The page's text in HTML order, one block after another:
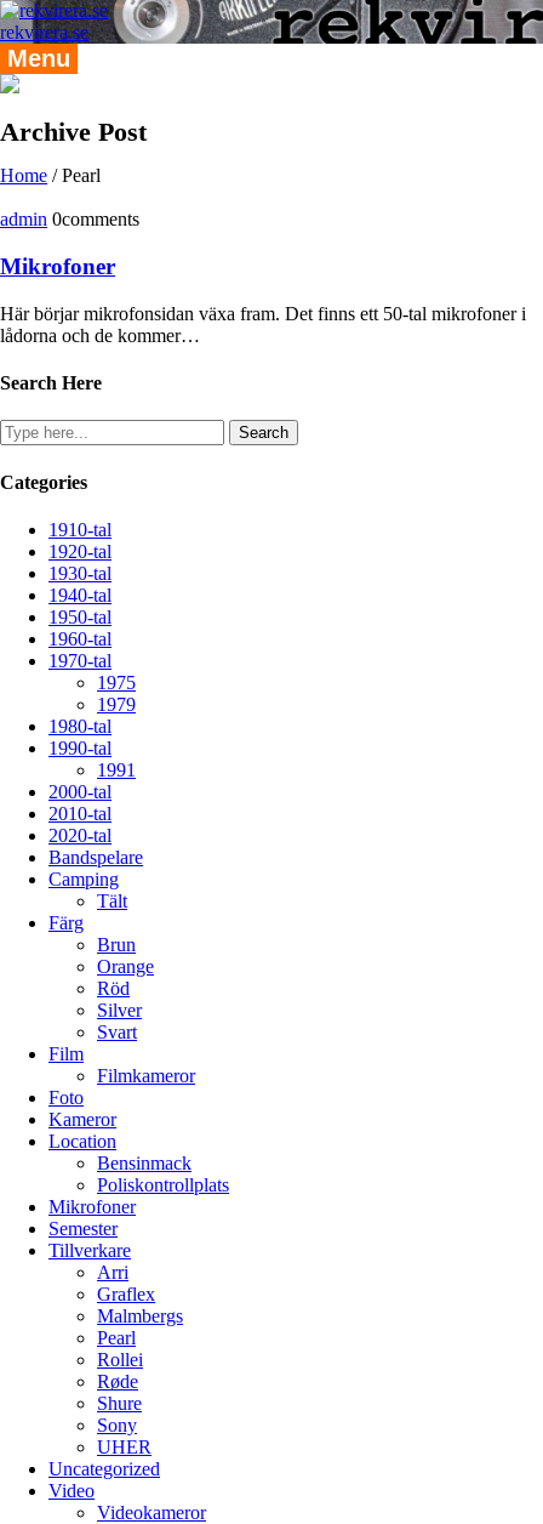
Skip
to
content
rekvirera.se
Menu
Archive Post
Home /Pearl
admin 0comments
Mikrofoner
Här börjar mikrofonsidan växa fram. Det finns ett 50-tal mikrofoner i
lådorna och de kommer…
Search Here
Categories
1910-tal
1920-tal
1930-tal
1940-tal
1950-tal
1960-tal
1970-tal
1975
1979
1980-tal
1990-tal
1991
2000-tal
2010-tal
2020-tal
Bandspelare
Camping
Tält
Färg
Brun
Orange
Röd
Silver
Svart
Film
Filmkameror
Foto
Kameror
Location
Bensinmack
Poliskontrollplats
Mikrofoner
Semester
Tillverkare
Arri
Graflex
Malmbergs
Pearl
Rollei
Røde
Shure
Sony
UHER
Uncategorized
Video
Videokameror